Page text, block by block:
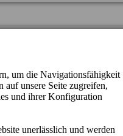
zuvorkommend
Brötchen
wieder !